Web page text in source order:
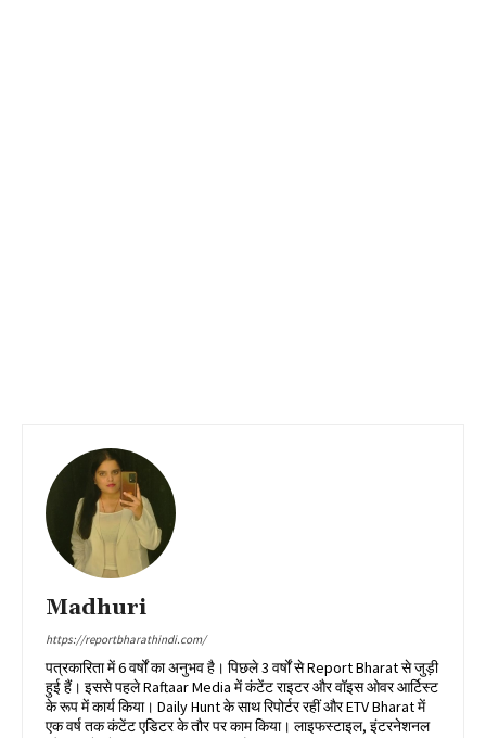
Madhuri
https://reportbharathindi.com/
पत्रकारिता में 6 वर्षों का अनुभव है। पिछले 3 वर्षों से Report Bharat से जुड़ी
हुई हैं। इससे पहले Raftaar Media में कंटेंट राइटर और वॉइस ओवर आर्टिस्ट
के रूप में कार्य किया। Daily Hunt के साथ रिपोर्टर रहीं और ETV Bharat में
एक वर्ष तक कंटेंट एडिटर के तौर पर काम किया। लाइफस्टाइल, इंटरनेशनल